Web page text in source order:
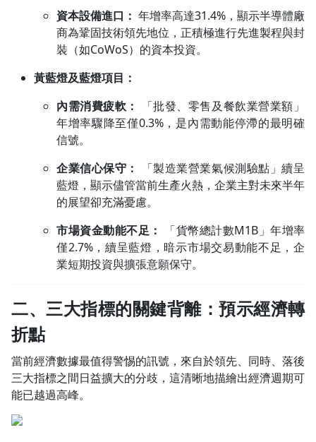
資本設備進口： 年增率高達31.4%，顯示半導體廠
商為鞏固技術領先地位，正積極進行先進製程與封
裝（如CoWoS）的資本投資。
黃藍燈及藍燈項目：
內需消費疲軟：
「批發、零售及餐飲業營業額」
年增率驟降至僅0.3%，是內需動能停滯的最明確
信號。
企業信心保守：
「製造業營業氣候測驗點」續呈
藍燈，顯示儘管當前生產火熱，企業主對未來半年
的展望卻充滿憂慮。
市場資金動能不足：
「貨幣總計數M1B」年增率
僅2.7%，續呈藍燈，暗示市場交易動能不足，企
業短期投資與擴張意願保守。
二、三大指標的關鍵背離：預示經濟轉
折點
當前經濟數據最值得警惕的訊號，來自於領先、同時、落後
三大指標之間日益擴大的分歧，這清晰地描繪出經濟週期可
能已越過高峰。